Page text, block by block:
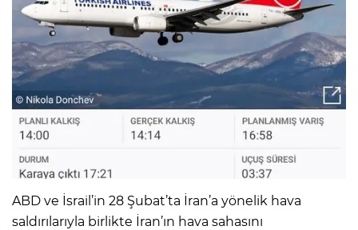
ABD ve İsrail’in 28 Şubat’ta İran’a yönelik hava
saldırılarıyla birlikte İran’ın hava sahasını